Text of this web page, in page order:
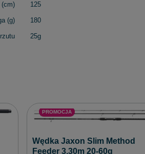
(cm) 125
(g) 180
25g
PROMOCJA
Wędka Jaxon Slim Method
Feeder 3,30m 20-60g